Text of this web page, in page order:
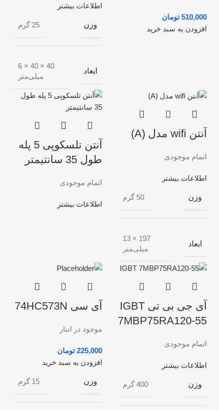
تومان
افزودن به سبد خرید
اطلاعات بیشتر
وزن 25 گرم
ابعاد
40 × 40 × 6
میلی‌متر
آنتن wifi مدل (A)
اتمام موجودی
اطلاعات بیشتر
وزن 50 گرم
ابعاد
197 × 13
میلی‌متر
آنتن تلسکوپی 5 پله
طول 35 سانتیمتر
اتمام موجودی
اطلاعات بیشتر
آی جی بی تی IGBT
7MBP75RA120-55
اتمام موجودی
اطلاعات بیشتر
وزن 400 گرم
آی سی 74HC573N
موجود در انبار
تومان
افزودن به سبد خرید
وزن 15 گرم